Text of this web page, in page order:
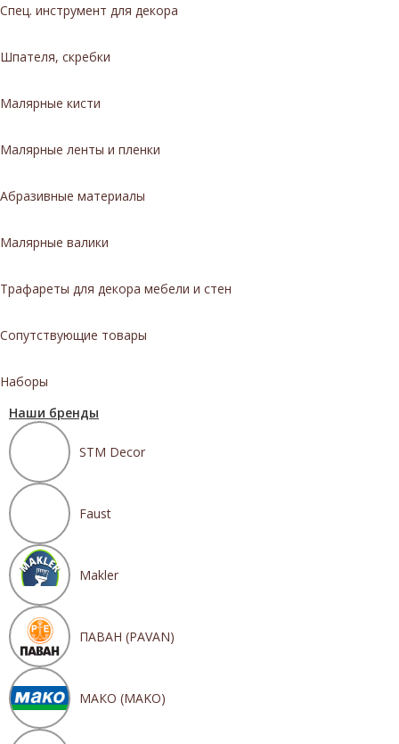
Спец. инструмент для декора
Шпателя, скребки
Малярные кисти
Малярные ленты и пленки
Абразивные материалы
Малярные валики
Трафареты для декора мебели и стен
Сопутствующие товары
Наборы
Наши бренды
STM Decor
Faust
Makler
ПАВАН (PAVAN)
МАКО (MAKO)